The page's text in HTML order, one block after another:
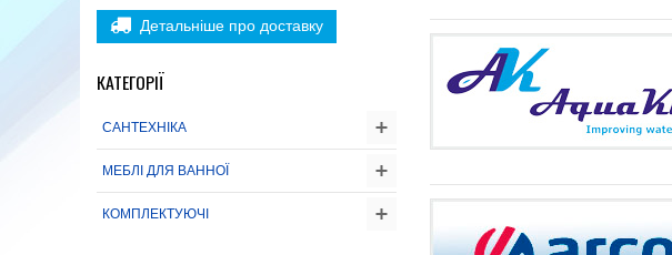
Детальніше про доставку
КАТЕГОРІЇ
САНТЕХНІКА
МЕБЛІ ДЛЯ ВАННОЇ
КОМПЛЕКТУЮЧІ